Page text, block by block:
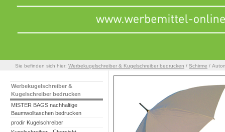
Sie befinden sich hier: Werbekugelschreiber & Kugelschreiber bedrucken / Schirme /
Werbekugelschreiber &
Kugelschreiber bedrucken
MISTER BAGS nachhaltige
Baumwolltaschen bedrucken
prodir Kugelschreiber